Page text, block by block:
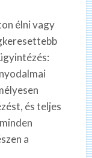
élni vagy
és teljes
a